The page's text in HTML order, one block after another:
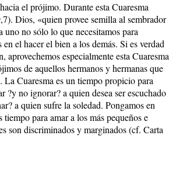
el prójimo. Durante esta Cuaresma
Dios, «quien provee semilla al sembrador
no sólo lo que necesitamos para
el hacer el bien a los demás. Si es verdad
especialmente esta Cuaresma
de aquellos hermanos y hermanas que
Cuaresma es un tiempo propicio para
?y no ignorar? a quien desea ser escuchado
a quien sufre la soledad. Pongamos en
para amar a los más pequeños e
son discriminados y marginados (cf. Carta